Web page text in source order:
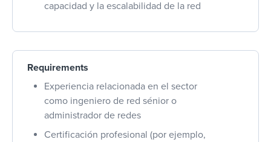
capacidad y la escalabilidad de la red
Requirements
Experiencia relacionada en el sector
como ingeniero de red sénior o
administrador de redes
Certificación profesional (por ejemplo,